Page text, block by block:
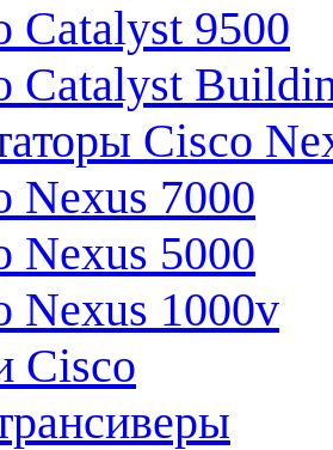
Catalyst 9500
Catalyst
Cisco
Nexus 7000
Nexus 5000
Nexus 1000v
Cisco